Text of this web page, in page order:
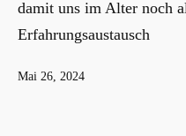
damit uns im Alter noch
Erfahrungsaustausch
Veröffentlicht
Mai 26, 2024